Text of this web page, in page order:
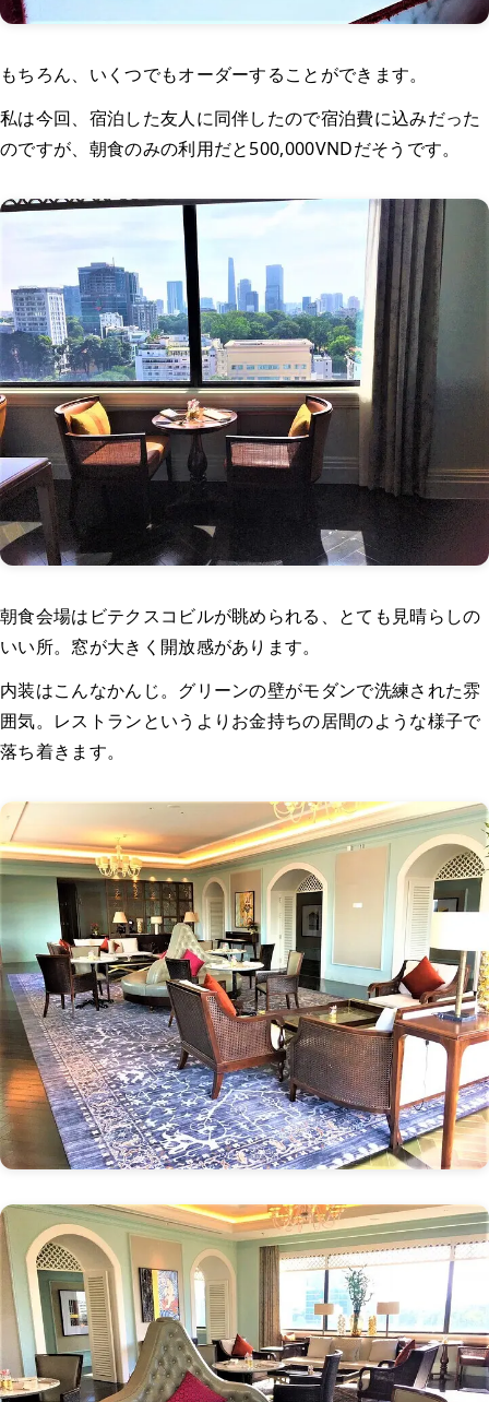
もちろん、いくつでもオーダーすることができます。
私は今回、宿泊した友人に同伴したので宿泊費に込みだった
のですが、朝食のみの利用だと500,000VNDだそうです。
朝食会場はビテクスコビルが眺められる、とても見晴らしの
いい所。窓が大きく開放感があります。
内装はこんなかんじ。グリーンの壁がモダンで洗練された雰
囲気。レストランというよりお金持ちの居間のような様子で
落ち着きます。